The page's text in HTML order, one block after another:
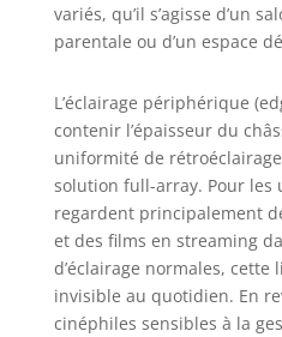
variés, qu’il s’agisse d’un
parentale ou d’un espace
L’éclairage périphérique
contenir l’épaisseur du
uniformité de
solution full-array. Pour les
regardent principalement
et des films en streaming
d’éclairage normales,
invisible au quotidien. En
cinéphiles sensibles à la